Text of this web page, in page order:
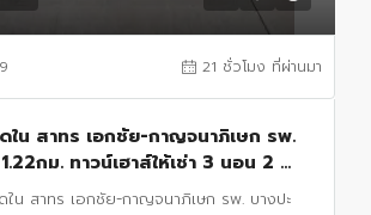
21 ชั่วโมง ที่ผ่านมา
น สาทร เอกชัย-กาญจนาภิเษก รพ.
กม. ทาวน์เฮาส์ให้เช่า 3 นอน 2 น้ำ
หลักสอง 850ม.
น สาทร เอกชัย-กาญจนาภิเษก รพ. บางปะ